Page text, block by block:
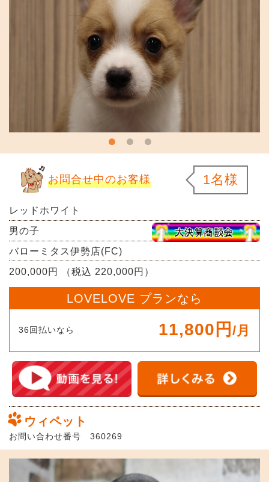
お問合せ中のお客様 1名様
レッドホワイト
男の子
バローミタス伊勢店(FC)
200,000円 （税込 220,000円）
LOVELOVE プランなら
36回払いなら 11,800円 /月
ウィペット
お問い合わせ番号 360269